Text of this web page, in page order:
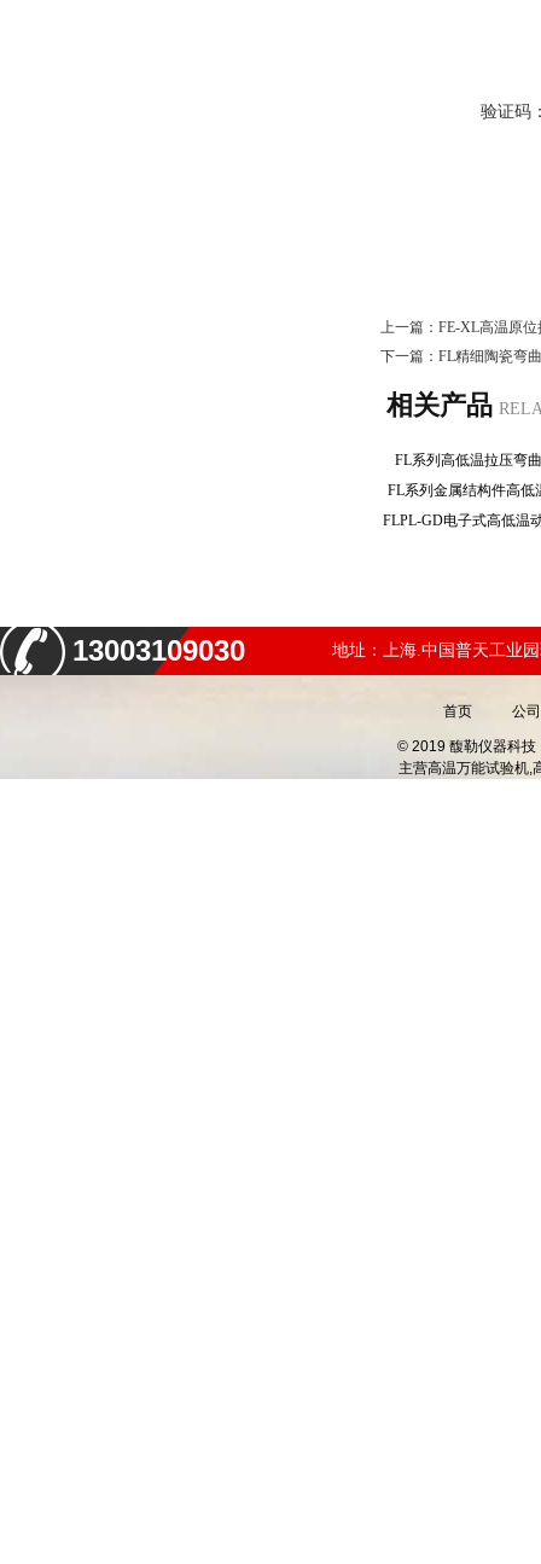
验证码
上一篇： FE-XL高温原
下一篇： FL精细陶瓷弯
相关产品
FL系列高低温拉压弯
FL系列金属结构件高
13003109030 地址：上海.中国普天工业
首页 公
© 2019 馥勒仪器科技
主营高温万能试验机,